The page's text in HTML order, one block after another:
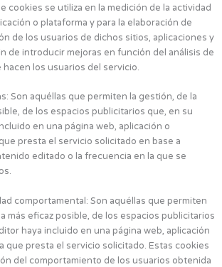
cookies se utiliza en la medición de la actividad
o plataforma y para la elaboración de
de los usuarios de dichos sitios, aplicaciones y
de introducir mejoras en función del análisis de
hacen los usuarios del servicio.
Son aquéllas que permiten la gestión, de la
de los espacios publicitarios que, en su
en una página web, aplicación o
presta el servicio solicitado en base a
editado o la frecuencia en la que se
comportamental: Son aquéllas que permiten
más eficaz posible, de los espacios publicitarios
haya incluido en una página web, aplicación
que presta el servicio solicitado. Estas cookies
del comportamiento de los usuarios obtenida